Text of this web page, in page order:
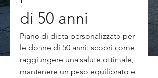
di 50 anni
Piano di dieta personalizzato per
le donne di 50 anni: scopri come
raggiungere una salute ottimale,
mantenere un peso equilibrato e